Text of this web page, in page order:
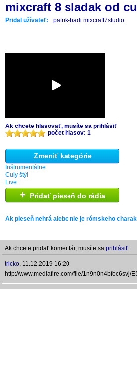
mixcraft 8 sladak od
Pridal užívateľ: patrik-badi mixcraft7studio
Ak chcete hlasovať, musíte sa prihlásiť
počet hlasov: 1
Zmeniť kategórie
Inštrumentálne
Culy štýl
Live
+ Pridať pieseň do rádia
Ak pieseň nehrá alebo nie je rómskeho
Ak chcete pridať komentár, musíte sa prihlásiť:
tricko, 11.12.2019 16:20
http://www.mediafire.com/file/1n9n0n4bfoc6svj/